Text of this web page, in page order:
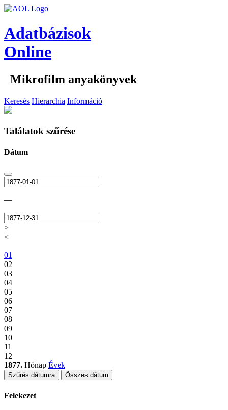
Adatbázisok
Online
Mikrofilm anyakönyvek
Keresés Hierarchia Információ
Találatok szűrése
Dátum
—
>
<
01
02
03
04
05
06
07
08
09
10
11
12
1877. Hónap Évek
Szűrés dátumra Összes dátum
Felekezet